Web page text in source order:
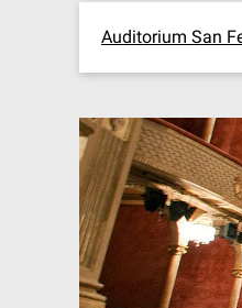
Auditorium San